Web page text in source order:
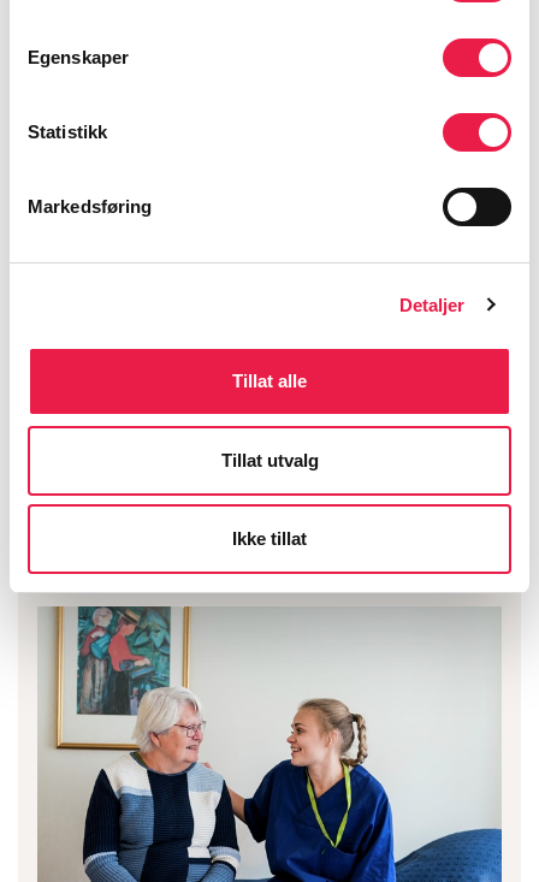
Egenskaper
Statistikk
Markedsføring
Detaljer
Tillat alle
Tillat utvalg
Ikke tillat
Variabelt, avhenger av hvordan kurset tas
i bruk